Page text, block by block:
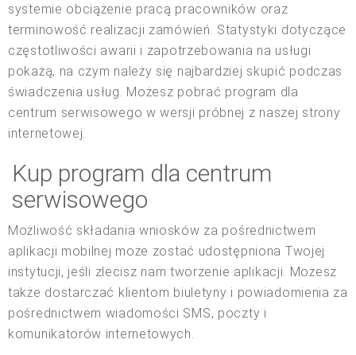
systemie obciążenie pracą pracowników oraz
terminowość realizacji zamówień. Statystyki dotyczące
częstotliwości awarii i zapotrzebowania na usługi
pokażą, na czym należy się najbardziej skupić podczas
świadczenia usług. Możesz pobrać program dla
centrum serwisowego w wersji próbnej z naszej strony
internetowej.
Kup program dla centrum
serwisowego
Możliwość składania wniosków za pośrednictwem
aplikacji mobilnej może zostać udostępniona Twojej
instytucji, jeśli zlecisz nam tworzenie aplikacji. Możesz
także dostarczać klientom biuletyny i powiadomienia za
pośrednictwem wiadomości SMS, poczty i
komunikatorów internetowych.